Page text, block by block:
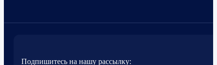
Подпишитесь на нашу рассылку: